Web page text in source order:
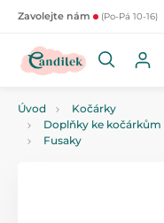
Zavolejte nám (Po-Pá 10-16)
Úvod
Kočárky
Doplňky ke kočárkům
Fusaky